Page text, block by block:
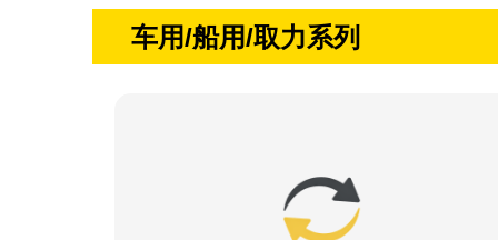
车用/船用/取力系列